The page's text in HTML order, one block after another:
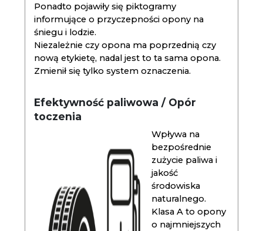
Ponadto pojawiły się piktogramy
informujące o przyczepności opony na
śniegu i lodzie.
Niezależnie czy opona ma poprzednią czy
nową etykietę, nadal jest to ta sama opona.
Zmienił się tylko system oznaczenia.
Efektywność paliwowa / Opór
toczenia
Wpływa na
bezpośrednie
zużycie paliwa i
jakość
środowiska
naturalnego.
Klasa A to opony
o najmniejszych